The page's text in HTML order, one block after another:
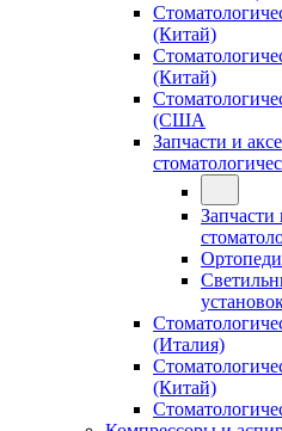
(Китай)
(Китай)
(США
Запчасти и
Запчасти
(Италия)
(Китай)